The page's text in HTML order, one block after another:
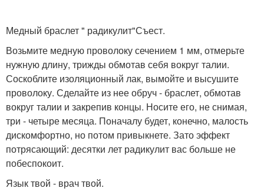
Медный браслет " радикулит"Съест.
Возьмите медную проволоку сечением 1 мм, отмерьте
нужную длину, трижды обмотав себя вокруг талии.
Соскоблите изоляционный лак, вымойте и высушите
проволоку. Сделайте из нее обруч - браслет, обмотав
вокруг талии и закрепив концы. Носите его, не снимая,
три - четыре месяца. Поначалу будет, конечно, малость
дискомфортно, но потом привыкнете. Зато эффект
потрясающий: десятки лет радикулит вас больше не
побеспокоит.
Язык твой - врач твой.